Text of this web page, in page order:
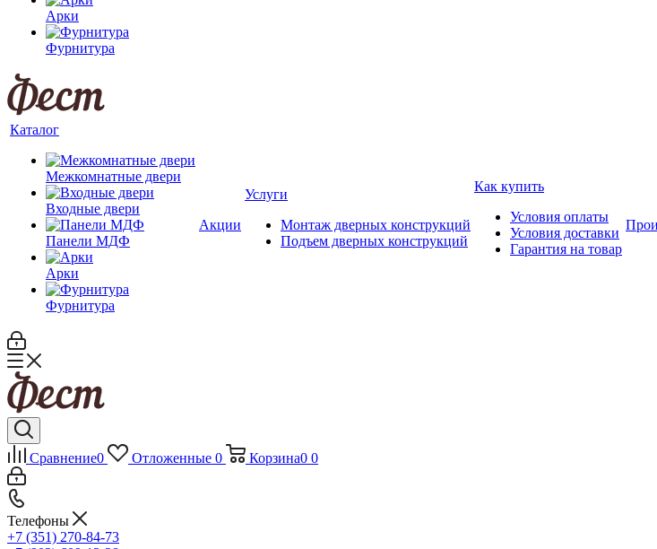
Арки
Фурнитура
Каталог
Межкомнатные двери
Входные двери
Панели МДФ
Арки
Фурнитура
Акции
Услуги
Монтаж дверных конструкций
Подъем дверных конструкций
Как купить
Условия оплаты
Условия доставки
Гарантия на товар
Сравнение0 Отложенные 0 Корзина0 0
Телефоны
+7 (351) 270-84-73